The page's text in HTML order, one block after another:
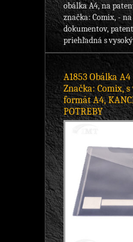
obálka A4, na
značka: Comix, -
dokumentov,
priehľadná s
A1853 Obálka
Značka: Comix,
formát A4,
POTREBY